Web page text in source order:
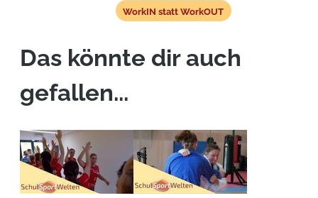
WorkIN statt WorkOUT
Das könnte dir auch
gefallen...